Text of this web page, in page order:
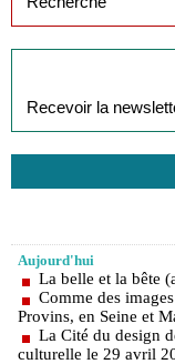
Aujourd'hui
La belle et la bête
Comme des
Provins, en Seine et
La Cité du design
culturelle le 29 avril